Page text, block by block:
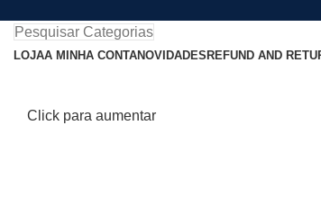
Pesquisar Categorias
LOJAA MINHA CONTANOVIDADESREFUND AND
Click para aumentar